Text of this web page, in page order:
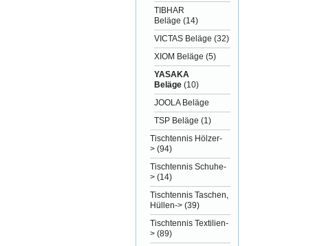
TIBHAR
Beläge (14)
VICTAS Beläge (32)
XIOM Beläge (5)
YASAKA
Beläge (10)
JOOLA Beläge
TSP Beläge (1)
Tischtennis Hölzer-
> (94)
Tischtennis Schuhe-
> (14)
Tischtennis Taschen,
Hüllen-> (39)
Tischtennis Textilien-
> (89)